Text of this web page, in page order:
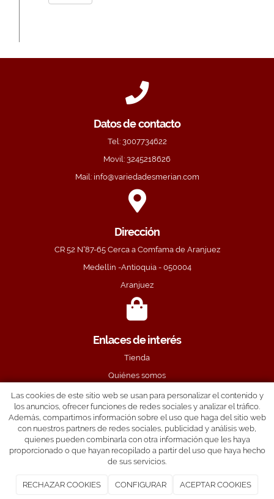
Datos de contacto
Tel: 3007734622
Movil: 3245218626
Mail: info@variedadesmerian.com
Dirección
CR 52 N°87-65 Cerca a Comfama de Aranjuez
Medellin -Antioquia - 050004
Aranjuez
Enlaces de interés
Tienda
Quiénes somos
Servicios
Preguntas frecuentes
Guía de tallas
VARIEDADES MERIAN S.A.S 2026|Aviso legal y Política de privacidad
Las cookies de este sitio web se usan para personalizar el contenido y
los anuncios, ofrecer funciones de redes sociales y analizar el tráfico.
Además, compartimos información sobre el uso que haga del sitio web
con nuestros partners de redes sociales, publicidad y análisis web,
quienes pueden combinarla con otra información que les haya
proporcionado o que hayan recopilado a partir del uso que haya hecho
de sus servicios.
RECHAZAR COOKIES CONFIGURAR ACEPTAR COOKIES